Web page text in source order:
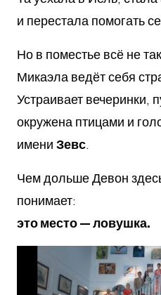
и перестала помогать
Но в поместье всё не
Микаэла ведёт себя
Устраивает вечеринки,
окружена птицами и
имени Зевс.
Чем дольше Девон
понимает:
это место — ловушка.